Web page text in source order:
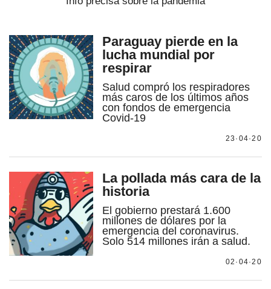
Paraguay pierde en la
lucha mundial por
respirar
Salud compró los respiradores
más caros de los últimos años
con fondos de emergencia
Covid-19
23·04·20
La pollada más cara de la
historia
El gobierno prestará 1.600
millones de dólares por la
emergencia del coronavirus.
Solo 514 millones irán a salud.
02·04·20